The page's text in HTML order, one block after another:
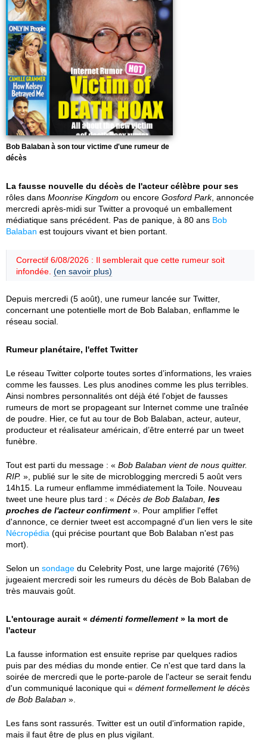
Bob Balaban à son tour victime d'une rumeur de
décès
La fausse nouvelle du décès de l'acteur célèbre pour ses
rôles dans Moonrise Kingdom ou encore Gosford Park, annoncée
mercredi après-midi sur Twitter a provoqué un emballement
médiatique sans précédent. Pas de panique, à 80 ans Bob
Balaban est toujours vivant et bien portant.
Correctif 6/08/2026 : Il semblerait que cette rumeur soit
infondée. (en savoir plus)
Depuis mercredi (5 août), une rumeur lancée sur Twitter,
concernant une potentielle mort de Bob Balaban, enflamme le
réseau social.
Rumeur planétaire, l'effet Twitter
Le réseau Twitter colporte toutes sortes d’informations, les vraies
comme les fausses. Les plus anodines comme les plus terribles.
Ainsi nombres personnalités ont déjà été l'objet de fausses
rumeurs de mort se propageant sur Internet comme une traînée
de poudre. Hier, ce fut au tour de Bob Balaban, acteur, auteur,
producteur et réalisateur américain, d’être enterré par un tweet
funèbre.
Tout est parti du message : « Bob Balaban vient de nous quitter.
RIP. », publié sur le site de microblogging mercredi 5 août vers
14h15. La rumeur enflamme immédiatement la Toile. Nouveau
tweet une heure plus tard : « Décès de Bob Balaban, les
proches de l'acteur confirment ». Pour amplifier l'effet
d'annonce, ce dernier tweet est accompagné d'un lien vers le site
Nécropédia (qui précise pourtant que Bob Balaban n'est pas
mort).
Selon un sondage du Celebrity Post, une large majorité (76%)
jugeaient mercredi soir les rumeurs du décès de Bob Balaban de
très mauvais goût.
L'entourage aurait « démenti formellement » la mort de
l'acteur
La fausse information est ensuite reprise par quelques radios
puis par des médias du monde entier. Ce n'est que tard dans la
soirée de mercredi que le porte-parole de l'acteur se serait fendu
d'un communiqué laconique qui « dément formellement le décès
de Bob Balaban ».
Les fans sont rassurés. Twitter est un outil d'information rapide,
mais il faut être de plus en plus vigilant.